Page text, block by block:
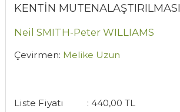
KENTİN MUTENALAŞTIRILMASI
Neil SMITH-Peter WILLIAMS
Çevirmen: Melike Uzun
Liste Fiyatı : 440,00 TL